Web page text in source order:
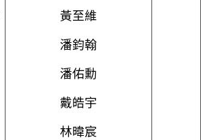
黃至維
潘鈞翰
潘佑勳
戴皓宇
林暐宸